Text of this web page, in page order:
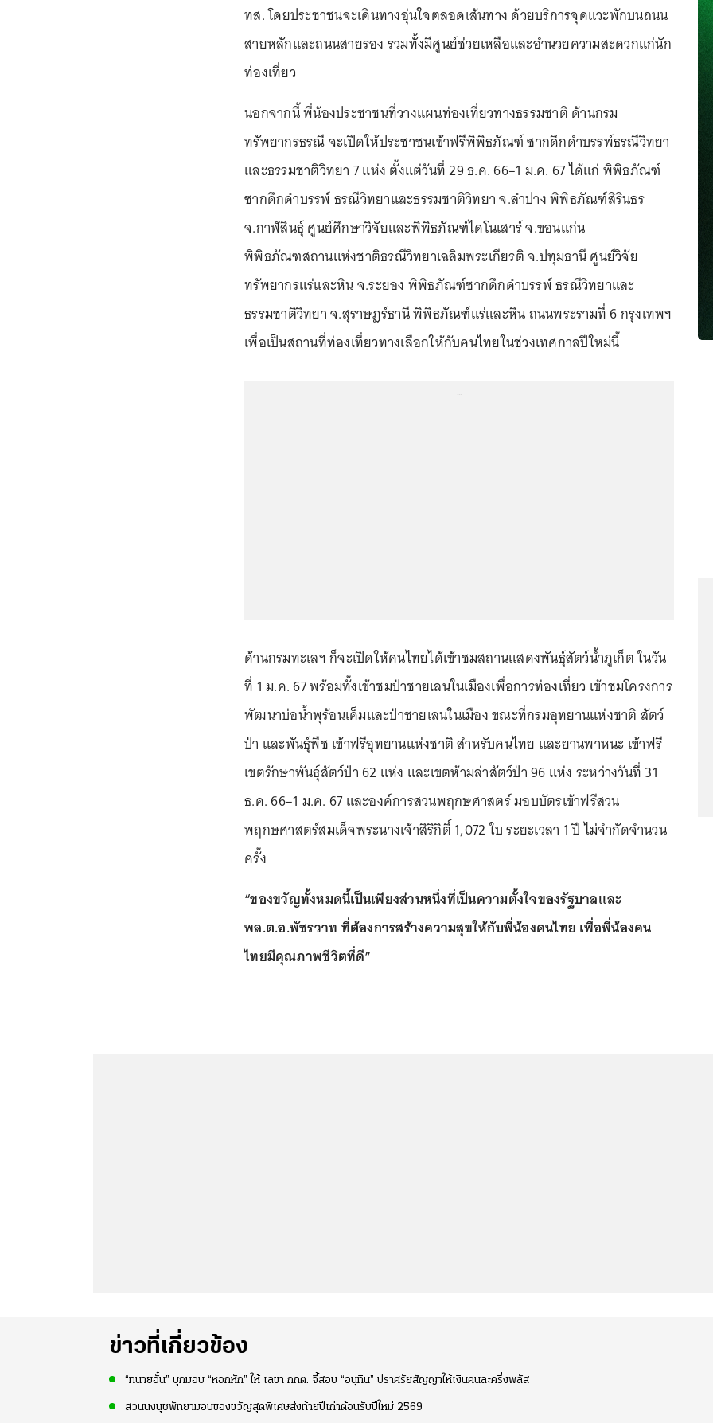
ทส. โดยประชาชนจะเดินทางอุ่นใจตลอดเส้นทาง ด้วยบริการจุดแวะพักบนถนน
สายหลักและถนนสายรอง รวมทั้งมีศูนย์ช่วยเหลือและอำนวยความสะดวกแก่นัก
ท่องเที่ยว
นอกจากนี้ พี่น้องประชาชนที่วางแผนท่องเที่ยวทางธรรมชาติ ด้านกรม
ทรัพยากรธรณี จะเปิดให้ประชาชนเข้าฟรีพิพิธภัณฑ์ ซากดึกดำบรรพ์ธรณีวิทยา
และธรรมชาติวิทยา 7 แห่ง ตั้งแต่วันที่ 29 ธ.ค. 66–1 ม.ค. 67 ได้แก่ พิพิธภัณฑ์
ซากดึกดำบรรพ์ ธรณีวิทยาและธรรมชาติวิทยา จ.ลำปาง พิพิธภัณฑ์สิรินธร
จ.กาฬสินธุ์ ศูนย์ศึกษาวิจัยและพิพิธภัณฑ์ไดโนเสาร์ จ.ขอนแก่น
พิพิธภัณฑสถานแห่งชาติธรณีวิทยาเฉลิมพระเกียรติ จ.ปทุมธานี ศูนย์วิจัย
ทรัพยากรแร่และหิน จ.ระยอง พิพิธภัณฑ์ซากดึกดำบรรพ์ ธรณีวิทยาและ
ธรรมชาติวิทยา จ.สุราษฎร์ธานี พิพิธภัณฑ์แร่และหิน ถนนพระรามที่ 6 กรุงเทพฯ
เพื่อเป็นสถานที่ท่องเที่ยวทางเลือกให้กับคนไทยในช่วงเทศกาลปีใหม่นี้
ด้านกรมทะเลฯ ก็จะเปิดให้คนไทยได้เข้าชมสถานแสดงพันธุ์สัตว์น้ำภูเก็ต ในวัน
ที่ 1 ม.ค. 67 พร้อมทั้งเข้าชมป่าชายเลนในเมืองเพื่อการท่องเที่ยว เข้าชมโครงการ
พัฒนาบ่อน้ำพุร้อนเค็มและป่าชายเลนในเมือง ขณะที่กรมอุทยานแห่งชาติ สัตว์
ป่า และพันธุ์พืช เข้าฟรีอุทยานแห่งชาติ สำหรับคนไทย และยานพาหนะ เข้าฟรี
เขตรักษาพันธุ์สัตว์ป่า 62 แห่ง และเขตห้ามล่าสัตว์ป่า 96 แห่ง ระหว่างวันที่ 31
ธ.ค. 66–1 ม.ค. 67 และองค์การสวนพฤกษศาสตร์ มอบบัตรเข้าฟรีสวน
พฤกษศาสตร์สมเด็จพระนางเจ้าสิริกิติ์ 1,072 ใบ ระยะเวลา 1 ปี ไม่จำกัดจำนวน
ครั้ง
“ของขวัญทั้งหมดนี้เป็นเพียงส่วนหนึ่งที่เป็นความตั้งใจของรัฐบาลและ
พล.ต.อ.พัชรวาท ที่ต้องการสร้างความสุขให้กับพี่น้องคนไทย เพื่อพี่น้องคน
ไทยมีคุณภาพชีวิตที่ดี”
ข่าวที่เกี่ยวข้อง
“ทนายอั๋น” บุกมอบ “หอกหัก” ให้ เลขา กกต. จี้สอบ “อนุทิน” ปราศรัยสัญญาให้เงินคนละครึ่งพลัส
สวนนงนุชพัทยามอบของขวัญสุดพิเศษส่งท้ายปีเก่าต้อนรับปีใหม่ 2569